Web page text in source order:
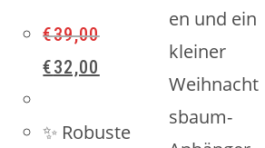
€39,00
Ursprünglicher
Preis
€32,00Preis
✨ Robuste
en und ein
kleiner
Weihnacht
sbaum-